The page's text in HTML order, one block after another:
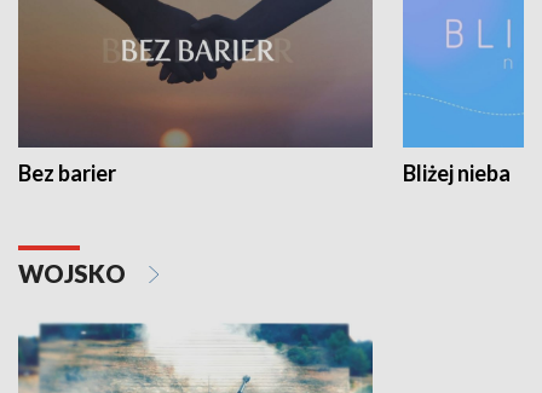
Bez barier Bliżej nieba
WOJSKO